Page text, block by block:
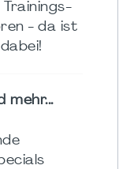
- da ist
mehr...